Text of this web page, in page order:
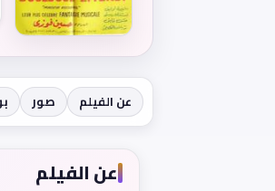
عن الفيلم صور
عن الفيلم